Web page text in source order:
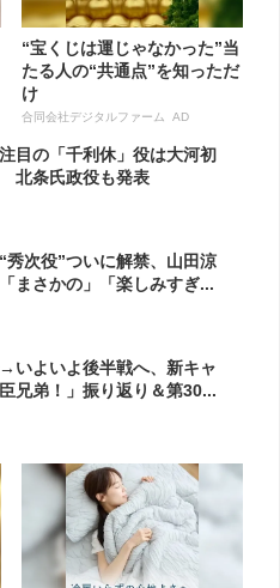
“宝くじは運じゃなかった”当
たる人の“共通点”を知っただ
け
合同会社デジタルファーム AD
目の「千利休」役は大河初
北条氏政役も発表
秀次役”ついに解禁、山田涼
まさかの」「楽しみすぎ...
いよいよ後半戦へ、新キャ
兄弟！」振り返り＆第30...